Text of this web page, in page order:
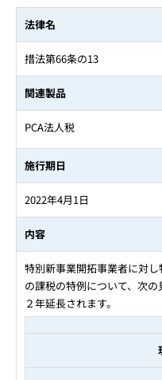
法律名
措法第66条の13
関連製品
PCA法人税
施行期日
2022年4月1日
内容
特別新事業開拓事業者に対
の課税の特例について、次
２年延長されます。